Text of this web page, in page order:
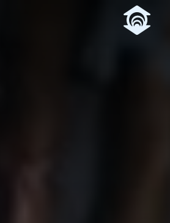
Pular para o Conteúdo principal